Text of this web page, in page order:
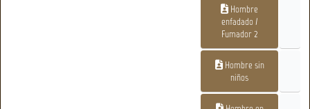
Hombre
enfadado /
Fumador 2
Hombre sin
niños